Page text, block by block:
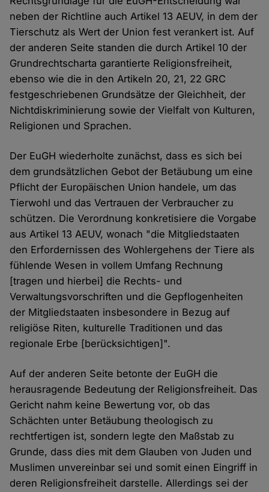
neben der Richtline auch Artikel 13 AEUV, in dem der
Tierschutz als Wert der Union fest verankert ist. Auf
der anderen Seite standen die durch Artikel 10 der
Grundrechtscharta garantierte Religionsfreiheit,
ebenso wie die in den Artikeln 20, 21, 22 GRC
festgeschriebenen Grundsätze der Gleichheit, der
Nichtdiskriminierung sowie der Vielfalt von Kulturen,
Religionen und Sprachen.
Der EuGH wiederholte zunächst, dass es sich bei
dem grundsätzlichen Gebot der Betäubung um eine
Pflicht der Europäischen Union handele, um das
Tierwohl und das Vertrauen der Verbraucher zu
schützen. Die Verordnung konkretisiere die Vorgabe
aus Artikel 13 AEUV, wonach "die Mitgliedstaaten
den Erfordernissen des Wohlergehens der Tiere als
fühlende Wesen in vollem Umfang Rechnung
[tragen und hierbei] die Rechts- und
Verwaltungsvorschriften und die Gepflogenheiten
der Mitgliedstaaten insbesondere in Bezug auf
religiöse Riten, kulturelle Traditionen und das
regionale Erbe [berücksichtigen]".
Auf der anderen Seite betonte der EuGH die
herausragende Bedeutung der Religionsfreiheit. Das
Gericht nahm keine Bewertung vor, ob das
Schächten unter Betäubung theologisch zu
rechtfertigen ist, sondern legte den Maßstab zu
Grunde, dass dies mit dem Glauben von Juden und
Muslimen unvereinbar sei und somit einen Eingriff in
deren Religionsfreiheit darstelle. Allerdings sei der